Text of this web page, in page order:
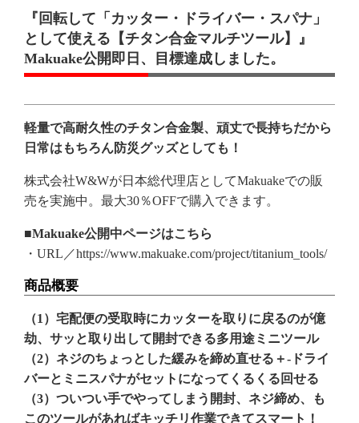
『回転して「カッター・ドライバー・スパナ」
として使える【チタン合金マルチツール】』
Makuake公開即日、目標達成しました。
軽量で高耐久性のチタン合金製、頑丈で長持ちだから
日常はもちろん防災グッズとしても！
株式会社W&Wが日本総代理店としてMakuakeでの販
売を実施中。最大30％OFFで購入できます。
■Makuake公開中ページはこちら
・URL／https://www.makuake.com/project/titanium_tools/
商品概要
（1）宅配便の受取時にカッターを取りに戻るのが億
劫、サッと取り出して開封できる多用途ミニツール
（2）ネジのちょっとした緩みを締め直せる＋-ドライ
バーとミニスパナがセットになってくるくる回せる
（3）ついつい手でやってしまう開封、ネジ締め、も
このツールがあればキッチリ作業できてスマート！